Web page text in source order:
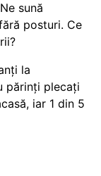
sună
posturi. Ce
la
părinți plecați
iar 1 din 5